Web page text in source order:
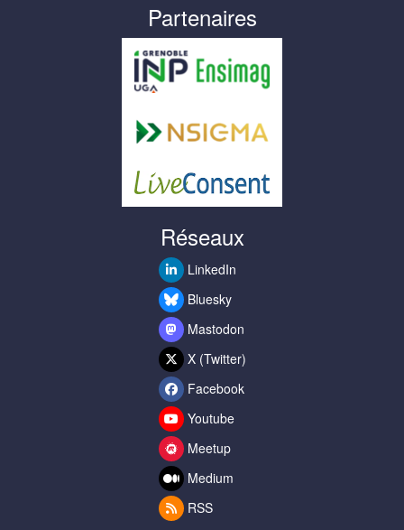
Partenaires
Réseaux
LinkedIn
Bluesky
Mastodon
X (Twitter)
Facebook
Youtube
Meetup
Medium
RSS